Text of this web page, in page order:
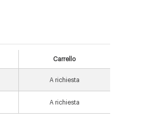
Carrello
A richiesta
A richiesta